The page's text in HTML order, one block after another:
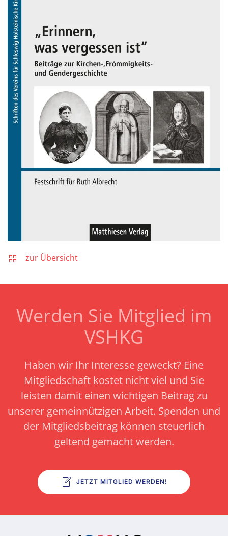
zur Übersicht
Werden Sie Mitglied im
VSHKG
Haben wir Ihr Interesse geweckt? Eine
Mitgliedschaft kostet nicht viel und Sie
leisten damit einen wichtigen Beitrag zu
unserer gemeinnützigen Arbeit. Spenden und
der Mitgliedsbeitrag können steuerlich
geltend gemacht werden.
JETZT MITGLIED WERDEN!